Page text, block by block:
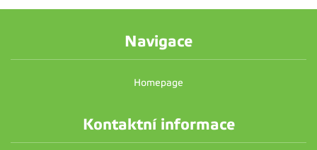
Navigace
Homepage
Kontaktní informace